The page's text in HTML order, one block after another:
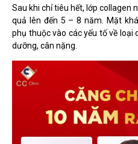
Sau khi chỉ tiêu hết, lớp collagen
quả lên đến 5 – 8 năm. Mặt
phụ thuộc vào các yếu tố về loại
dưỡng, cân nặng.